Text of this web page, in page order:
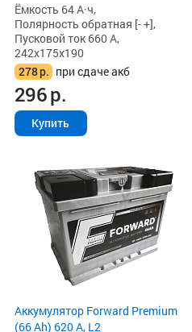
Ёмкость 64 А·ч,
Полярность обратная [- +],
Пусковой ток 660 А,
242x175x190
278р. при сдаче акб
296р.
Купить
Аккумулятор Forward Premium
(66 Ah) 620 А, L2